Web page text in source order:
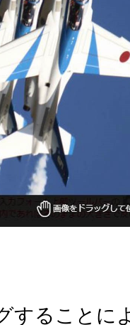
することに